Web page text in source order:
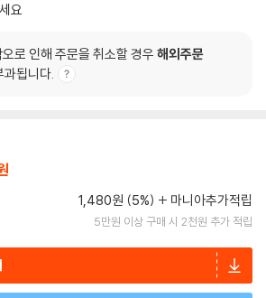
요
로 인해 주문을 취소할 경우 해외주문
과됩니다.
1,480원 (5%) 마니아추가적립
5만원 이상 구매 시 2천원 추가 적립